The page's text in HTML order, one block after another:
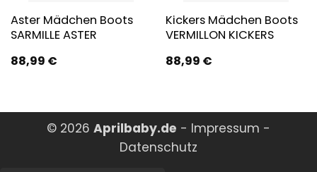
Aster Mädchen Boots
SARMILLE ASTER
88,99 €
Kickers Mädchen Boots
VERMILLON KICKERS
88,99 €
© 2026 Aprilbaby.de - Impressum -
Datenschutz